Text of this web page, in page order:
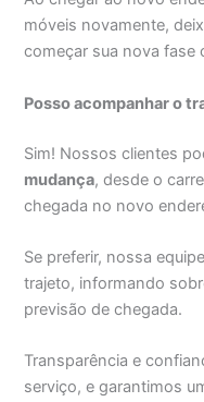
móveis novamente,
começar sua nova fase
Posso acompanhar o
Sim! Nossos clientes
mudança, desde o
chegada no novo
Se preferir, nossa
trajeto, informando
previsão de chegada.
Transparência e
serviço, e garantimos